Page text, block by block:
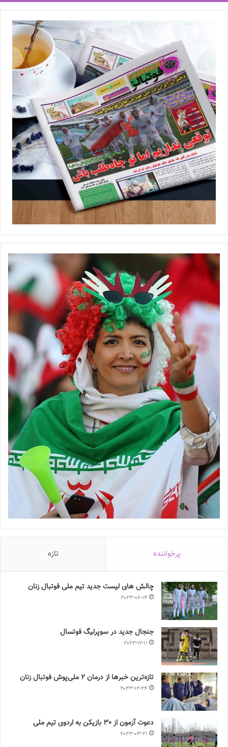
پرخواننده تازه
چالش هاى ليست جدید تيم ملى فوتبال زنان
2023-06-14
جنجال جدید در سوپرلیگ فوتسال
2022-12-11
تازه‌ترین خبرها از درمان ۲ ملی‌پوش فوتبال زنان
2023-12-24
دعوت آزمون از 30 بازیکن به اردوی تیم ملی
2023-03-21